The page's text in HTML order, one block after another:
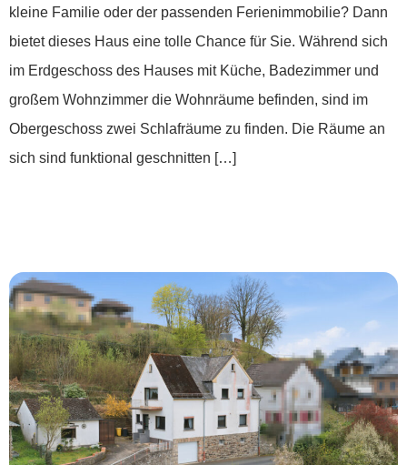
kleine Familie oder der passenden Ferienimmobilie? Dann
bietet dieses Haus eine tolle Chance für Sie. Während sich
im Erdgeschoss des Hauses mit Küche, Badezimmer und
großem Wohnzimmer die Wohnräume befinden, sind im
Obergeschoss zwei Schlafräume zu finden. Die Räume an
sich sind funktional geschnitten […]